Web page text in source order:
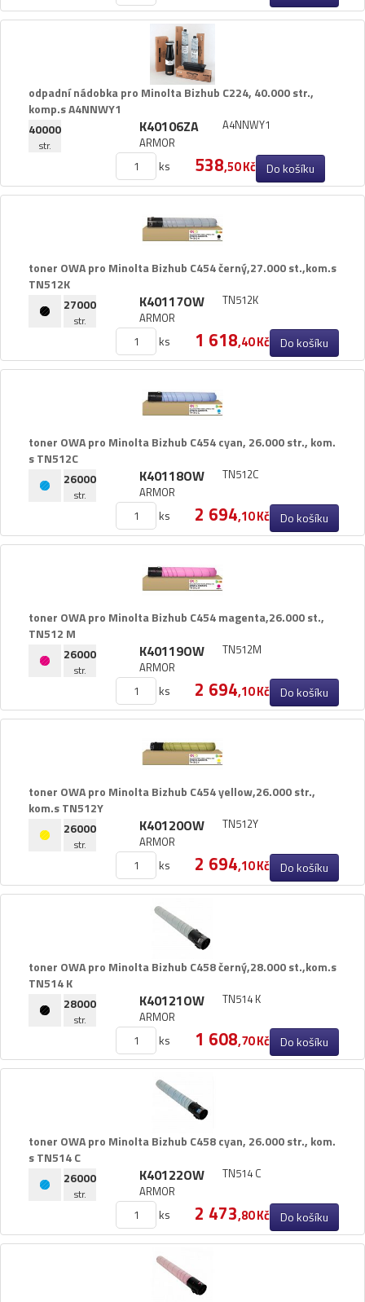
odpadní nádobka pro Minolta Bizhub C224,​ 40.​000 str.​,​
komp.​s A4NNWY1
40000
str.
K40106ZA
ARMOR
A4NNWY1
ks 538,50 Kč Do košíku
toner OWA pro Minolta Bizhub C454 černý,​27.​000 st.​,​kom.​s
TN512K
27000
str.
K40117OW
ARMOR
TN512K
ks 1 618,40 Kč Do košíku
toner OWA pro Minolta Bizhub C454 cyan,​ 26.​000 str.​,​ kom.​
s TN512C
26000
str.
K40118OW
ARMOR
TN512C
ks 2 694,10 Kč Do košíku
toner OWA pro Minolta Bizhub C454 magenta,​26.​000 st.​,​
TN512 M
26000
str.
K40119OW
ARMOR
TN512M
ks 2 694,10 Kč Do košíku
toner OWA pro Minolta Bizhub C454 yellow,​26.​000 str.​,​
kom.​s TN512Y
26000
str.
K40120OW
ARMOR
TN512Y
ks 2 694,10 Kč Do košíku
toner OWA pro Minolta Bizhub C458 černý,​28.​000 st.​,​kom.​s
TN514 K
28000
str.
K40121OW
ARMOR
TN514 K
ks 1 608,70 Kč Do košíku
toner OWA pro Minolta Bizhub C458 cyan,​ 26.​000 str.​,​ kom.​
s TN514 C
26000
str.
K40122OW
ARMOR
TN514 C
ks 2 473,80 Kč Do košíku